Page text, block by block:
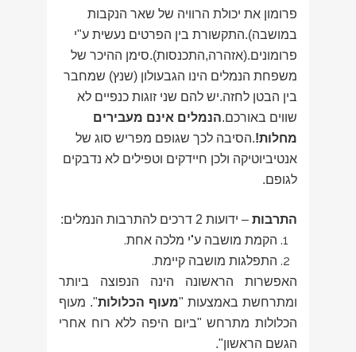
פרומון את יכולת הרוויה של שאר הנקבות
במושבה).התקשורת בין הפרטים נעשית ע"י
פרומונים.(אזהרה,התכנסות).סימן ההיכר של
משפחת הנמלים הינו הגבעולון (שנץ) שמחבר
בין הבטן לחזה.יש להם שני זוגות כנפיים לא
שווים באורכם.הנמלים אינם מעבירים
מחלות!.הסיבה לכך שגופם מפריש סוג של
אנטיביוטיקה ולכן חיידקים וטפילים לא נדבקים
לגופם.
התרבות – ידועות 2 דרכים להתרבות הנמלים:
הקמת מושבה ע"י מלכה אחת.
התפלגות מושבה קיימת.
האפשרות הראשונה הינה הנפוצה ביותר
ומתרחשת באמצעות "מעוף הכלולות". מעוף
הכלולות מתרחש "ביום היפה ללא רוח אחרי
הגשם הראשון".